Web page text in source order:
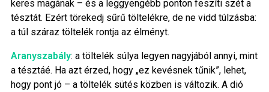
keres magának – és a leggyengébb ponton feszíti szét a
tésztát. Ezért törekedj sűrű töltelékre, de ne vidd túlzásba:
a túl száraz töltelék rontja az élményt.
Aranyszabály: a töltelék súlya legyen nagyjából annyi, mint
a tésztáé. Ha azt érzed, hogy „ez kevésnek tűnik”, lehet,
hogy pont jó – a töltelék sütés közben is változik. A dió